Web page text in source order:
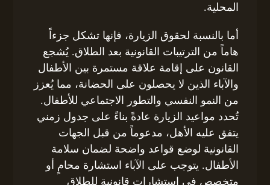
المحلية.
أما بالنسبة لحقوق الزيارة، فإنها تشكل جزءاً
هاماً من الترتيبات القانونية بعد الطلاق. يُشجع
القانون على إقامة علاقة مستمرة بين الأطفال
والآباء الذين لا يحصلون على الحضانة، مما يُعزز
من النمو النفسي والتطور الاجتماعي للأطفال.
تُحدد مواعيد الزيارة عادةً بناءً على جدول زمني
يتفق عليه الأهل، مدعوماً من قبل الجهات
القانونية لوضع قواعد واضحة لضمان سلامة
الأطفال. يتوجب على الآباء استشارة محامٍ أو
متخصص في استشارات قانونية للطلاق